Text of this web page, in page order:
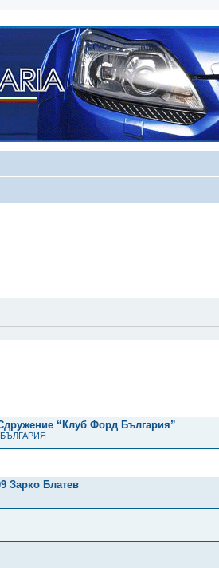
“Клуб Форд България”
Зарко Блатев